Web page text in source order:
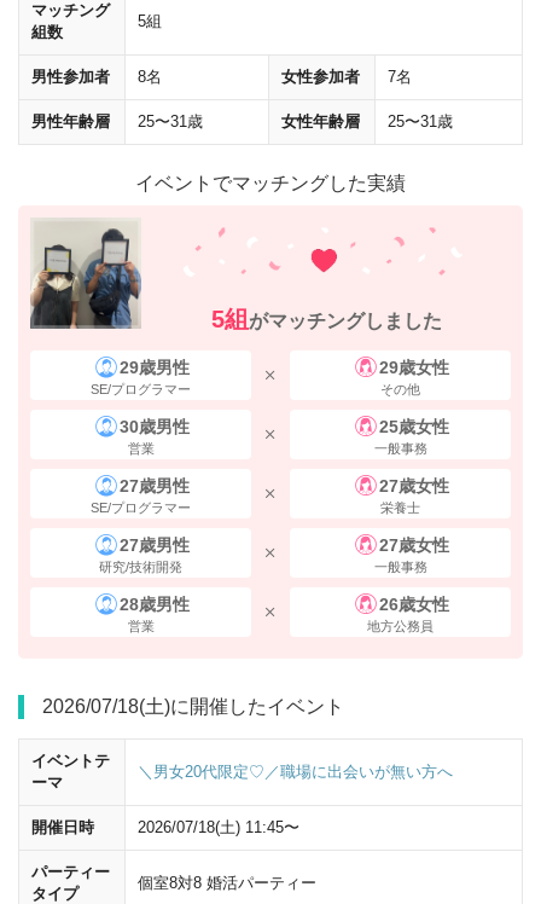
横断歩道を１つ渡りそのまま直進すると、右手に
「野村不動産西梅田ビ
までお上がりください。
西梅田駅からのアクセス
マッチング
組数
5組
男性参加者 8名 女性参加者 7名
男性年齢層 25〜31歳 女性年齢層 25〜31歳
イベントでマッチングした実績
5組 がマッチングしました
29歳男性
SE/プログラマー
29歳女性
その他
30歳男性
営業
25歳女性
一般事務
27歳男性
SE/プログラマー
27歳女性
栄養士
27歳男性
研究/技術開発
27歳女性
一般事務
28歳男性
営業
26歳女性
地方公務員
2026/07/18(土)に開催したイベント
イベントテ
ーマ
＼男女20代限定♡／職場に出会いが無い方へ
開催日時 2026/07/18(土) 11:45〜
パーティー
タイプ
個室8対8 婚活パーティー